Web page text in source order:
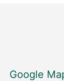
Google